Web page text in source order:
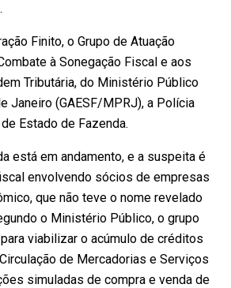
Finito, o Grupo de Atuação
à Sonegação Fiscal e aos
Tributária, do Ministério Público
Janeiro (GAESF/MPRJ), a Polícia
Estado de Fazenda.
está em andamento, e a suspeita é
envolvendo sócios de empresas
que não teve o nome revelado
o Ministério Público, o grupo
viabilizar o acúmulo de créditos
de Mercadorias e Serviços
simuladas de compra e venda de